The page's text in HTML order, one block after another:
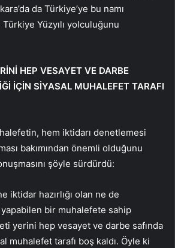
da Türkiye’ye bu namı
Yüzyılı yolculuğunu
HEP VESAYET VE DARBE
İÇİN SİYASAL MUHALEFET TARAFI
hem iktidarı denetlemesi
bakımından önemli olduğunu
şöyle sürdürdü:
iktidar hazırlığı olan ne de
bir muhalefete sahip
yerini hep vesayet ve darbe safında
muhalefet tarafı boş kaldı. Öyle ki